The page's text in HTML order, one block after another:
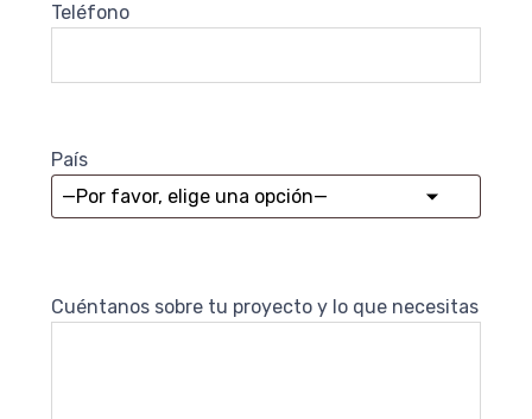
Teléfono
País
Cuéntanos sobre tu proyecto y lo que necesitas